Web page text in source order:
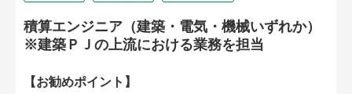
積算エンジニア（建築・電気・機械いずれか）
※建築ＰＪの上流における業務を担当
【お勧めポイント】